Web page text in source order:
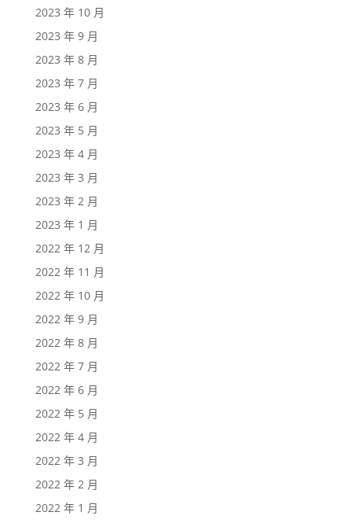
2023 年 10 月
2023 年 9 月
2023 年 8 月
2023 年 7 月
2023 年 6 月
2023 年 5 月
2023 年 4 月
2023 年 3 月
2023 年 2 月
2023 年 1 月
2022 年 12 月
2022 年 11 月
2022 年 10 月
2022 年 9 月
2022 年 8 月
2022 年 7 月
2022 年 6 月
2022 年 5 月
2022 年 4 月
2022 年 3 月
2022 年 2 月
2022 年 1 月